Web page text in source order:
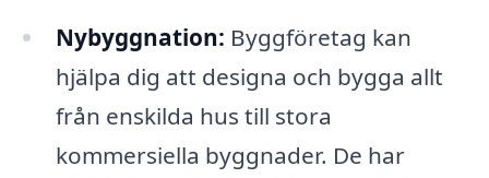
Nybyggnation: Byggföretag kan
hjälpa dig att designa och bygga allt
från enskilda hus till stora
kommersiella byggnader. De har